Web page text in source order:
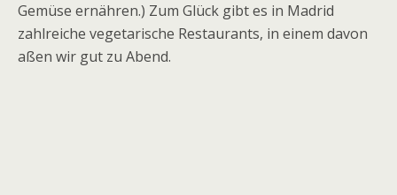
Gemüse ernähren.) Zum Glück gibt es in Madrid
zahlreiche vegetarische Restaurants, in einem davon
aßen wir gut zu Abend.